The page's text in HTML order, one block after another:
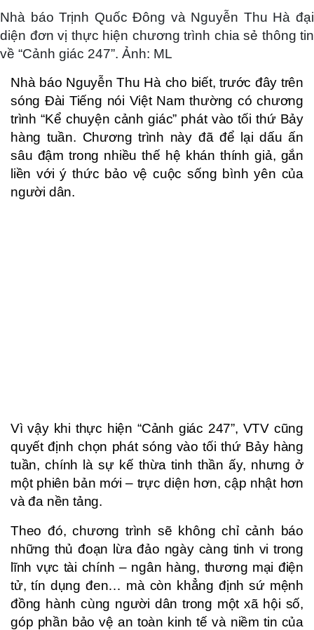
Nhà báo Trịnh Quốc Đông và Nguyễn Thu Hà đại
diện đơn vị thực hiện chương trình chia sẻ thông tin
về “Cảnh giác 247”. Ảnh: ML
Nhà báo Nguyễn Thu Hà cho biết, trước đây trên
sóng Đài Tiếng nói Việt Nam thường có chương
trình “Kể chuyện cảnh giác” phát vào tối thứ Bảy
hàng tuần. Chương trình này đã để lại dấu ấn
sâu đậm trong nhiều thế hệ khán thính giả, gắn
liền với ý thức bảo vệ cuộc sống bình yên của
người dân.
Vì vậy khi thực hiện “Cảnh giác 247”, VTV cũng
quyết định chọn phát sóng vào tối thứ Bảy hàng
tuần, chính là sự kế thừa tinh thần ấy, nhưng ở
một phiên bản mới – trực diện hơn, cập nhật hơn
và đa nền tảng.
Theo đó, chương trình sẽ không chỉ cảnh báo
những thủ đoạn lừa đảo ngày càng tinh vi trong
lĩnh vực tài chính – ngân hàng, thương mại điện
tử, tín dụng đen… mà còn khẳng định sứ mệnh
đồng hành cùng người dân trong một xã hội số,
góp phần bảo vệ an toàn kinh tế và niềm tin của